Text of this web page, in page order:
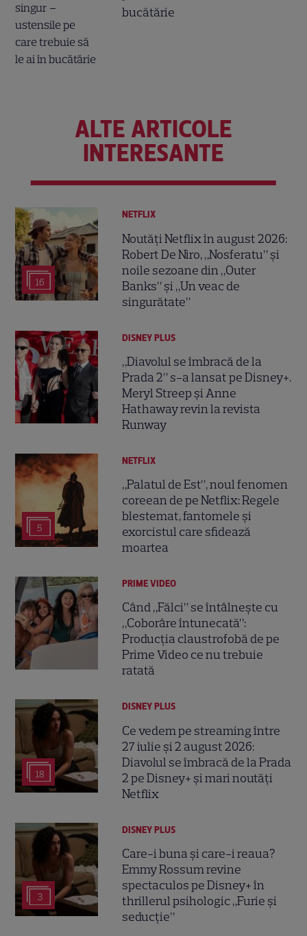
bucătărie
ALTE ARTICOLE
INTERESANTE
16
NETFLIX
Noutăți Netflix în august 2026:
Robert De Niro, „Nosferatu” și
noile sezoane din „Outer
Banks” și „Un veac de
singurătate”
DISNEY PLUS
„Diavolul se îmbracă de la
Prada 2” s-a lansat pe Disney+.
Meryl Streep și Anne
Hathaway revin la revista
Runway
5
NETFLIX
„Palatul de Est”, noul fenomen
coreean de pe Netflix: Regele
blestemat, fantomele și
exorcistul care sfidează
moartea
PRIME VIDEO
Când „Fălci” se întâlnește cu
„Coborâre întunecată”:
Producția claustrofobă de pe
Prime Video ce nu trebuie
ratată
18
DISNEY PLUS
Ce vedem pe streaming între
27 iulie și 2 august 2026:
Diavolul se îmbracă de la Prada
2 pe Disney+ și mari noutăți
Netflix
3
DISNEY PLUS
Care-i buna și care-i reaua?
Emmy Rossum revine
spectaculos pe Disney+ în
thrillerul psihologic „Furie și
seducție”